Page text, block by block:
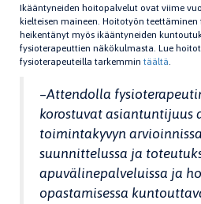
Ikääntyneiden hoitopalvelut ovat viime
kielteisen maineen. Hoitotyön
heikentänyt myös ikääntyneiden
fysioterapeuttien näkökulmasta. Lue
fysioterapeuteilla tarkemmin täältä.
–Attendolla
korostuvat asiantuntijuus
toimintakyvyn
suunnittelussa ja
apuvälinepalveluissa ja
opastamisessa